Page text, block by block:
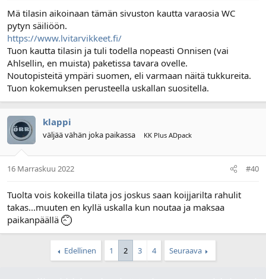
Mä tilasin aikoinaan tämän sivuston kautta varaosia WC
pytyn säiliöön.
https://www.lvitarvikkeet.fi/
Tuon kautta tilasin ja tuli todella nopeasti Onnisen (vai
Ahlsellin, en muista) paketissa tavara ovelle.
Noutopisteitä ympäri suomen, eli varmaan näitä tukkureita.
Tuon kokemuksen perusteella uskallan suositella.
klappi
väljää vähän joka paikassa KK Plus ADpack
16 Marraskuu 2022 #40
Tuolta vois kokeilla tilata jos joskus saan koijjarilta rahulit
takas...muuten en kyllä uskalla kun noutaa ja maksaa
paikanpäällä
Edellinen 1 2 3 4 Seuraava